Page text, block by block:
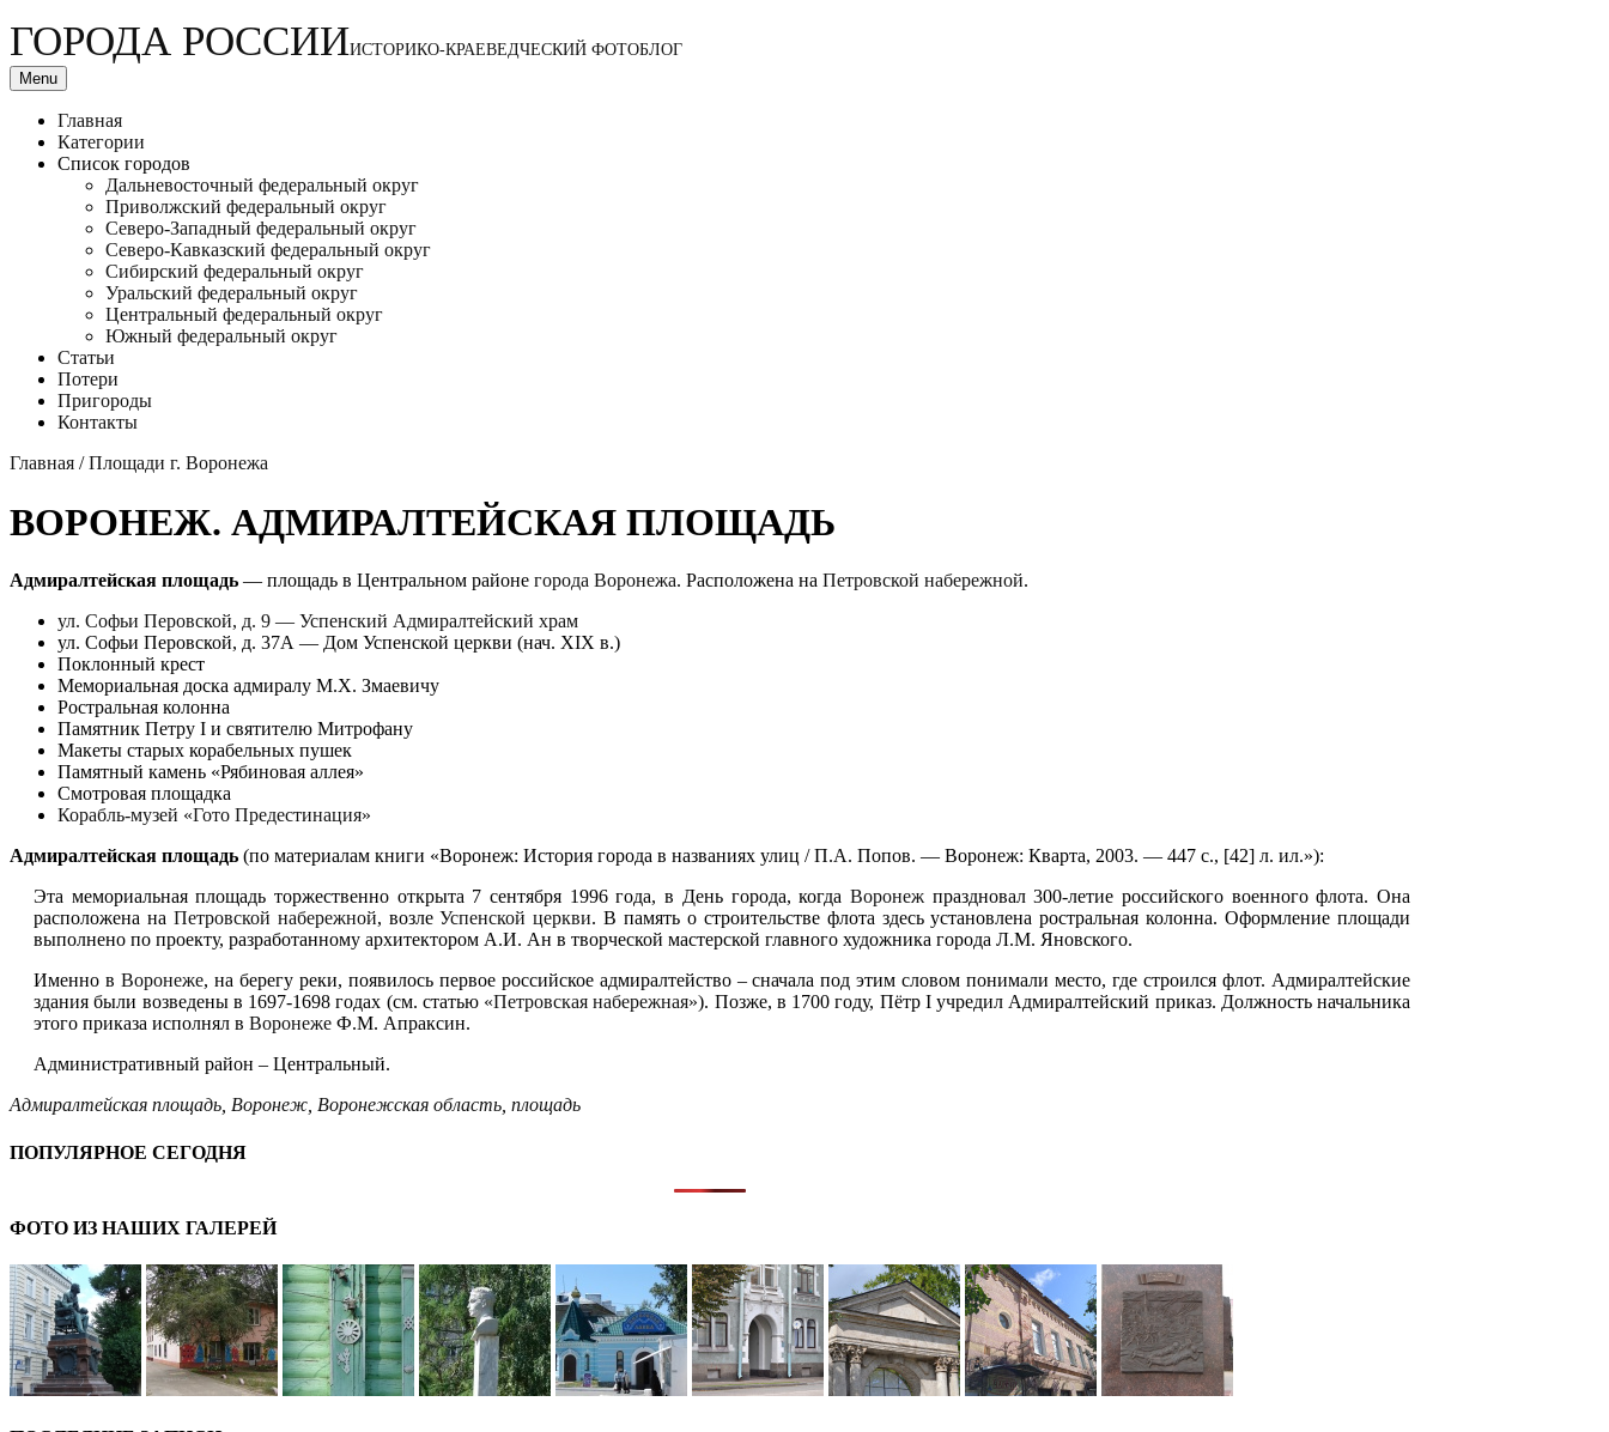
ГОРОДА РОССИИИСТОРИКО-КРАЕВЕДЧЕСКИЙ ФОТОБЛОГ
Menu
Главная
Категории
Список городов
Дальневосточный федеральный округ
Приволжский федеральный округ
Северо-Западный федеральный округ
Северо-Кавказский федеральный округ
Сибирский федеральный округ
Уральский федеральный округ
Центральный федеральный округ
Южный федеральный округ
Статьи
Потери
Пригороды
Контакты
Главная /Площади г. Воронежа
ВОРОНЕЖ. АДМИРАЛТЕЙСКАЯ ПЛОЩАДЬ
Адмиралтейская площадь — площадь в Центральном районе города Воронежа. Расположена на Петровской набережной.
ул. Софьи Перовской, д. 9 — Успенский Адмиралтейский храм
ул. Софьи Перовской, д. 37А — Дом Успенской церкви (нач. XIX в.)
Поклонный крест
Мемориальная доска адмиралу М.Х. Змаевичу
Ростральная колонна
Памятник Петру I и святителю Митрофану
Макеты старых корабельных пушек
Памятный камень «Рябиновая аллея»
Смотровая площадка
Корабль-музей «Гото Предестинация»
Адмиралтейская площадь (по материалам книги «Воронеж: История города в названиях улиц / П.А. Попов. — Воронеж: Кварта, 2003. — 447 с., [42] л. ил.»):
Эта мемориальная площадь торжественно открыта 7 сентября 1996 года, в День города, когда Воронежпраздновал 300-летие российского военного флота. Она
расположена на Петровской набережной, возлеУспенской церкви. В память о строительстве флота здесь установлена ростральная колонна. Оформление площади
выполнено по проекту, разработанному архитектором А.И. Ан в творческой мастерской главного художника города Л.М. Яновского.
Именно в Воронеже, на берегу реки, появилось первое российское адмиралтейство – сначала под этим словом понимали место, где строился флот. Адмиралтейские
здания были возведены в 1697-1698 годах (см. статью «Петровская набережная»). Позже, в 1700 году, Пётр I учредил Адмиралтейский приказ. Должность начальника
этого приказа исполнял в Воронеже Ф.М. Апраксин.
Административный район – Центральный.
Адмиралтейская площадь Воронеж Воронежская область площадь
ПОПУЛЯРНОЕ СЕГОДНЯ
ФОТО ИЗ НАШИХ ГАЛЕРЕЙ